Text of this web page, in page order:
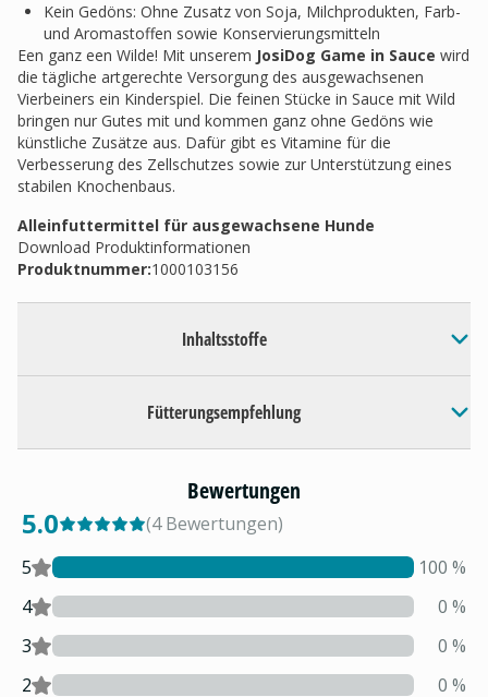
Kein Gedöns: Ohne Zusatz von Soja, Milchprodukten, Farb-
und Aromastoffen sowie Konservierungsmitteln
Een ganz een Wilde! Mit unserem JosiDog Game in Sauce wird
die tägliche artgerechte Versorgung des ausgewachsenen
Vierbeiners ein Kinderspiel. Die feinen Stücke in Sauce mit Wild
bringen nur Gutes mit und kommen ganz ohne Gedöns wie
künstliche Zusätze aus. Dafür gibt es Vitamine für die
Verbesserung des Zellschutzes sowie zur Unterstützung eines
stabilen Knochenbaus.
Alleinfuttermittel für ausgewachsene Hunde
Download Produktinformationen
Produktnummer:1000103156
Inhaltsstoffe
Fütterungsempfehlung
Bewertungen
5.0 (4 Bewertungen)
5
100 %
4
0 %
3
0 %
2
0 %